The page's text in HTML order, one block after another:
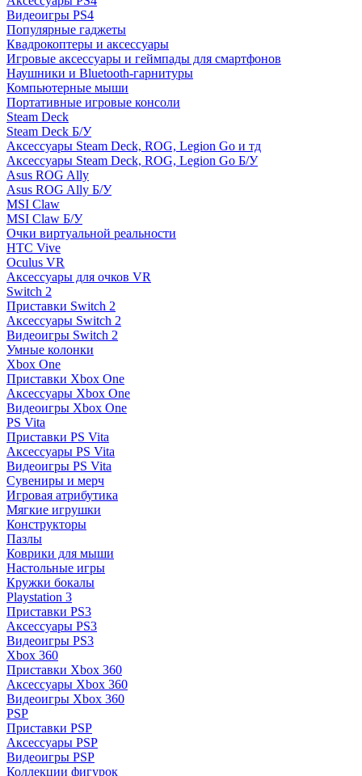
Видеоигры PS4
Популярные гаджеты
Квадрокоптеры и аксессуары
Игровые аксессуары и геймпады для смартфонов
Наушники и Bluetooth-гарнитуры
Компьютерные мыши
Портативные игровые консоли
Steam Deck
Steam Deck Б/У
Аксессуары Steam Deck, ROG, Legion Go и тд
Аксессуары Steam Deck, ROG, Legion Go Б/У
Asus ROG Ally
Asus ROG Ally Б/У
MSI Claw
MSI Claw Б/У
Очки виртуальной реальности
HTC Vive
Oculus VR
Аксессуары для очков VR
Switch 2
Приставки Switch 2
Аксессуары Switch 2
Видеоигры Switch 2
Умные колонки
Xbox One
Приставки Xbox One
Аксессуары Xbox One
Видеоигры Xbox One
PS Vita
Приставки PS Vita
Аксессуары PS Vita
Видеоигры PS Vita
Сувениры и мерч
Игровая атрибутика
Мягкие игрушки
Конструкторы
Пазлы
Коврики для мыши
Настольные игры
Кружки бокалы
Playstation 3
Приставки PS3
Аксессуары PS3
Видеоигры PS3
Xbox 360
Приставки Xbox 360
Аксессуары Xbox 360
Видеоигры Xbox 360
PSP
Приставки PSP
Аксессуары PSP
Видеоигры PSP
Коллекции фигурок